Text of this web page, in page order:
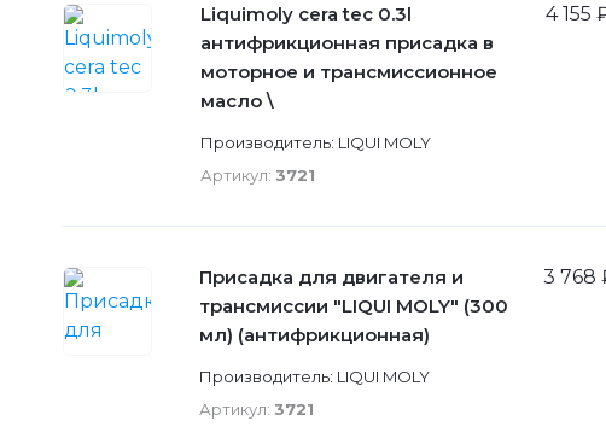
Liquimoly cera tec 0.3l
антифрикционная присадка в
моторное и трансмиссионное
масло \
Производитель: LIQUI MOLY
Артикул: 3721
4 155
Присадка для двигателя и
трансмиссии "LIQUI MOLY" (300
мл) (антифрикционная)
Производитель: LIQUI MOLY
Артикул: 3721
3 768